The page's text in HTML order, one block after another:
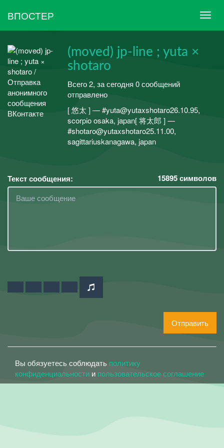
ВПОСТЕР
(moved) jp-line ; yuta ×
shotaro
Всего 2, за сегодня 0 сообщений
отправлено
[ 悠太 ] — #yuta@yutaxshotaro26.10.95,
scorpio osaka, japan[ 将太郎 ] —
#shotaro@yutaxshotaro25.11.00,
sagittariuskanagawa, japan
Текст сообщения: 15895символов
Отправить
Вы обязуетесь соблюдать политику
конфиденциальности и пользовательское соглашение